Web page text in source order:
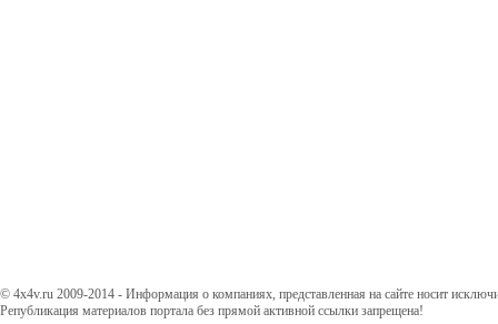
© 4x4v.ru 2009-2014 - Информация о компаниях, представленная на сайте носит
Републикация материалов портала без прямой активной ссылки запрещена!